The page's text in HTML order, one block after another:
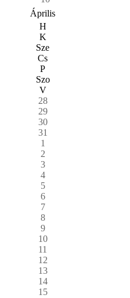
Április
H
K
Sze
Cs
P
Szo
V
28
29
30
31
1
2
3
4
5
6
7
8
9
10
11
12
13
14
15